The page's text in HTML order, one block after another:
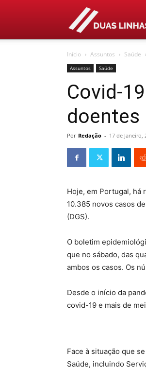
Início Assuntos Saúde
Assuntos Saúde
Covid-
doentes
Por Redação - 17 de Janeiro,
Hoje, em Portugal, há
10.385 novos casos
(DGS).
O boletim
que no sábado, das
ambos os casos. Os
Desde o início da
covid-19 e mais de
Face à situação que
Saúde, incluindo